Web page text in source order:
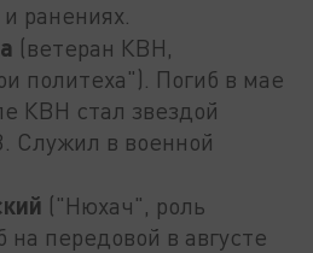
ранениях.
(ветеран КВН,
политеха"). Погиб в мае
КВН стал звездой
Служил в военной
("Нюхач", роль
на передовой в августе